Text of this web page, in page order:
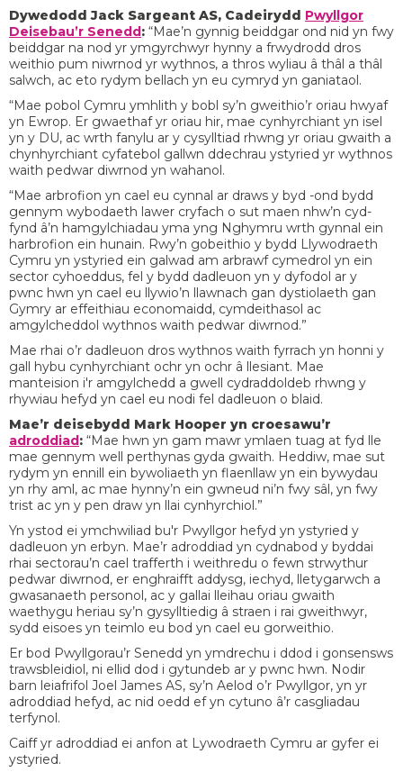
Dywedodd Jack Sargeant AS, Cadeirydd Pwyllgor
Deisebau’r Senedd: “Mae’n gynnig beiddgar ond nid yn fwy
beiddgar na nod yr ymgyrchwyr hynny a frwydrodd dros
weithio pum niwrnod yr wythnos, a thros wyliau â thâl a thâl
salwch, ac eto rydym bellach yn eu cymryd yn ganiataol.
“Mae pobol Cymru ymhlith y bobl sy’n gweithio’r oriau hwyaf
yn Ewrop. Er gwaethaf yr oriau hir, mae cynhyrchiant yn isel
yn y DU, ac wrth fanylu ar y cysylltiad rhwng yr oriau gwaith a
chynhyrchiant cyfatebol gallwn ddechrau ystyried yr wythnos
waith pedwar diwrnod yn wahanol.
“Mae arbrofion yn cael eu cynnal ar draws y byd -ond bydd
gennym wybodaeth lawer cryfach o sut maen nhw’n cyd-
fynd â’n hamgylchiadau yma yng Nghymru wrth gynnal ein
harbrofion ein hunain. Rwy’n gobeithio y bydd Llywodraeth
Cymru yn ystyried ein galwad am arbrawf cymedrol yn ein
sector cyhoeddus, fel y bydd dadleuon yn y dyfodol ar y
pwnc hwn yn cael eu llywio’n llawnach gan dystiolaeth gan
Gymry ar effeithiau economaidd, cymdeithasol ac
amgylcheddol wythnos waith pedwar diwrnod.”
Mae rhai o’r dadleuon dros wythnos waith fyrrach yn honni y
gall hybu cynhyrchiant ochr yn ochr â llesiant. Mae
manteision i'r amgylchedd a gwell cydraddoldeb rhwng y
rhywiau hefyd yn cael eu nodi fel dadleuon o blaid.
Mae’r deisebydd Mark Hooper yn croesawu’r
adroddiad: “Mae hwn yn gam mawr ymlaen tuag at fyd lle
mae gennym well perthynas gyda gwaith. Heddiw, mae sut
rydym yn ennill ein bywoliaeth yn flaenllaw yn ein bywydau
yn rhy aml, ac mae hynny’n ein gwneud ni’n fwy sâl, yn fwy
trist ac yn y pen draw yn llai cynhyrchiol.”
Yn ystod ei ymchwiliad bu'r Pwyllgor hefyd yn ystyried y
dadleuon yn erbyn. Mae’r adroddiad yn cydnabod y byddai
rhai sectorau’n cael trafferth i weithredu o fewn strwythur
pedwar diwrnod, er enghraifft addysg, iechyd, lletygarwch a
gwasanaeth personol, ac y gallai lleihau oriau gwaith
waethygu heriau sy’n gysylltiedig â straen i rai gweithwyr,
sydd eisoes yn teimlo eu bod yn cael eu gorweithio.
Er bod Pwyllgorau’r Senedd yn ymdrechu i ddod i gonsensws
trawsbleidiol, ni ellid dod i gytundeb ar y pwnc hwn. Nodir
barn leiafrifol Joel James AS, sy’n Aelod o’r Pwyllgor, yn yr
adroddiad hefyd, ac nid oedd ef yn cytuno â’r casgliadau
terfynol.
Caiff yr adroddiad ei anfon at Lywodraeth Cymru ar gyfer ei
ystyried.